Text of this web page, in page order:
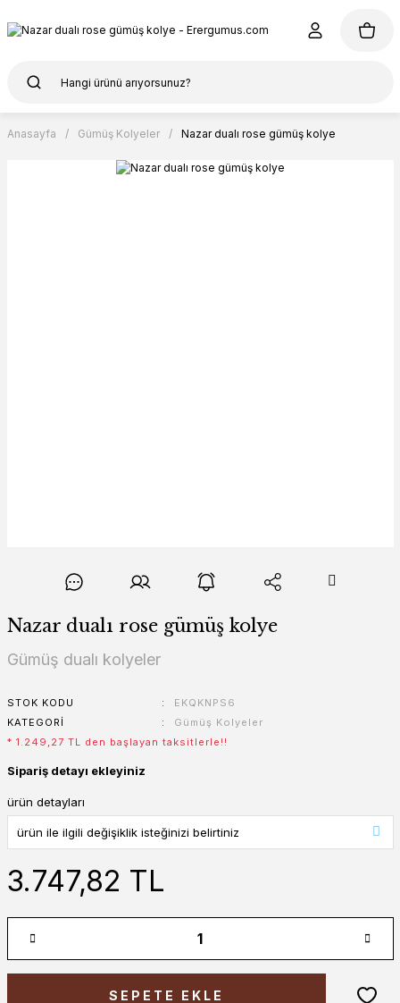
Anasayfa Gümüş Kolyeler Nazar dualı rose gümüş kolye
Nazar dualı rose gümüş kolye
Gümüş dualı kolyeler
STOK KODU
EKQKNPS6
KATEGORI
Gümüş Kolyeler
* 1.249,27 TL den başlayan taksitlerle!!
Sipariş detayı ekleyiniz
ürün detayları
3.747,82 TL
SEPETE EKLE